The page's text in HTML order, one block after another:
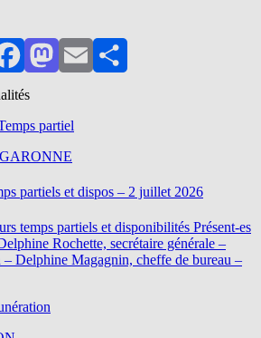
FacebookMastodon
EmailPartager
partiel
partiels et dispos – 2 juillet 2026
temps partiels et disponibilités Présent-es
Rochette, secrétaire générale –
Delphine Magagnin, cheffe de bureau –